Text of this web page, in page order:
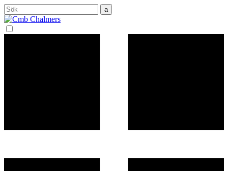
Sök
efter: